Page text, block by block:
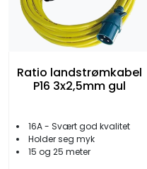
Ratio landstrømkabel
P16 3x2,5mm gul
16A - Svært god kvalitet
Holder seg myk
15 og 25 meter